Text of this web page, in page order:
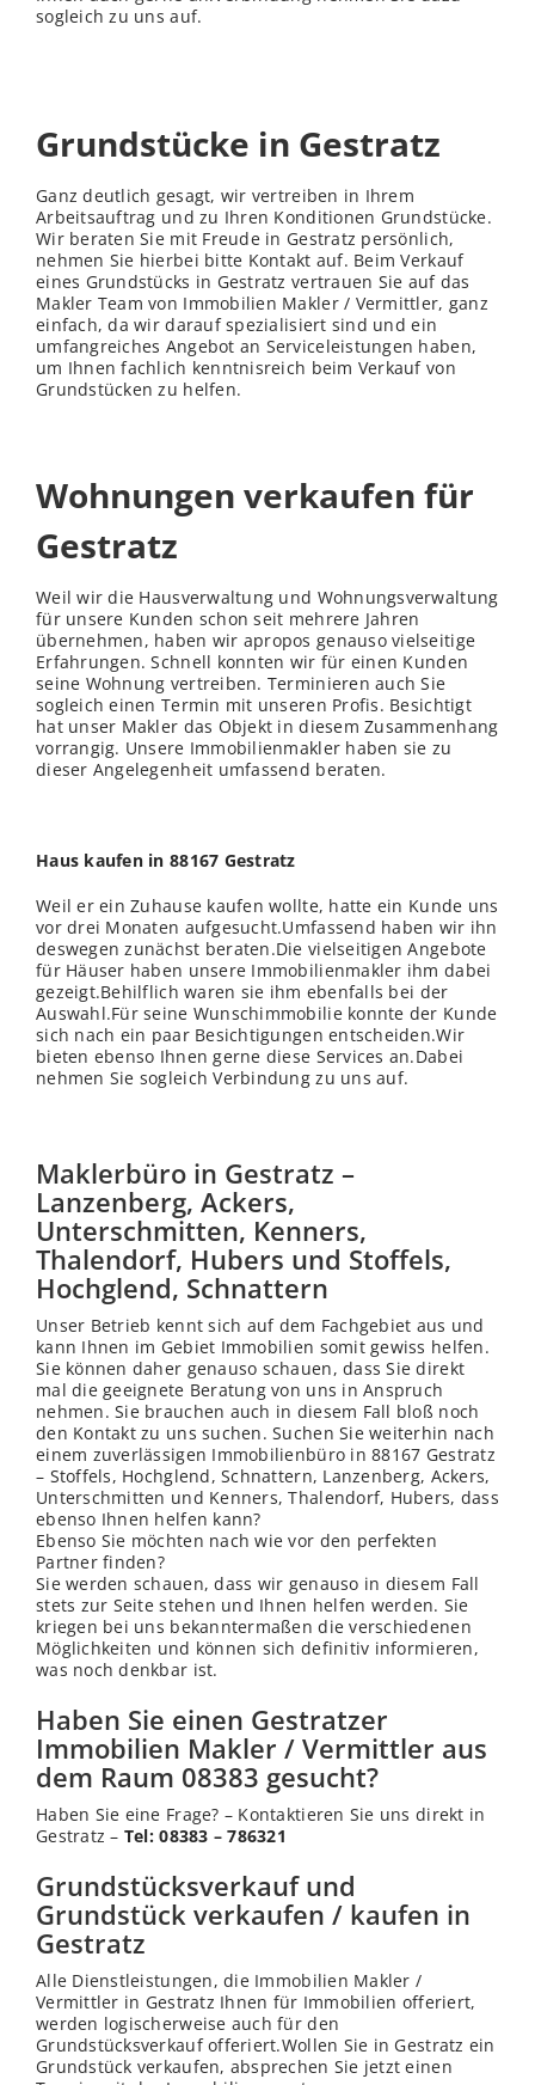
sogleich zu uns auf.
Grundstücke in Gestratz
Ganz deutlich gesagt, wir vertreiben in Ihrem
Arbeitsauftrag und zu Ihren Konditionen Grundstücke.
Wir beraten Sie mit Freude in Gestratz persönlich,
nehmen Sie hierbei bitte Kontakt auf. Beim Verkauf
eines Grundstücks in Gestratz vertrauen Sie auf das
Makler Team von Immobilien Makler / Vermittler, ganz
einfach, da wir darauf spezialisiert sind und ein
umfangreiches Angebot an Serviceleistungen haben,
um Ihnen fachlich kenntnisreich beim Verkauf von
Grundstücken zu helfen.
Wohnungen verkaufen für
Gestratz
Weil wir die Hausverwaltung und Wohnungsverwaltung
für unsere Kunden schon seit mehrere Jahren
übernehmen, haben wir apropos genauso vielseitige
Erfahrungen. Schnell konnten wir für einen Kunden
seine Wohnung vertreiben. Terminieren auch Sie
sogleich einen Termin mit unseren Profis. Besichtigt
hat unser Makler das Objekt in diesem Zusammenhang
vorrangig. Unsere Immobilienmakler haben sie zu
dieser Angelegenheit umfassend beraten.
Haus kaufen in 88167 Gestratz
Weil er ein Zuhause kaufen wollte, hatte ein Kunde uns
vor drei Monaten aufgesucht.Umfassend haben wir ihn
deswegen zunächst beraten.Die vielseitigen Angebote
für Häuser haben unsere Immobilienmakler ihm dabei
gezeigt.Behilflich waren sie ihm ebenfalls bei der
Auswahl.Für seine Wunschimmobilie konnte der Kunde
sich nach ein paar Besichtigungen entscheiden.Wir
bieten ebenso Ihnen gerne diese Services an.Dabei
nehmen Sie sogleich Verbindung zu uns auf.
Maklerbüro in Gestratz –
Lanzenberg, Ackers,
Unterschmitten, Kenners,
Thalendorf, Hubers und Stoffels,
Hochglend, Schnattern
Unser Betrieb kennt sich auf dem Fachgebiet aus und
kann Ihnen im Gebiet Immobilien somit gewiss helfen.
Sie können daher genauso schauen, dass Sie direkt
mal die geeignete Beratung von uns in Anspruch
nehmen. Sie brauchen auch in diesem Fall bloß noch
den Kontakt zu uns suchen. Suchen Sie weiterhin nach
einem zuverlässigen Immobilienbüro in 88167 Gestratz
– Stoffels, Hochglend, Schnattern, Lanzenberg, Ackers,
Unterschmitten und Kenners, Thalendorf, Hubers, dass
ebenso Ihnen helfen kann?
Ebenso Sie möchten nach wie vor den perfekten
Partner finden?
Sie werden schauen, dass wir genauso in diesem Fall
stets zur Seite stehen und Ihnen helfen werden. Sie
kriegen bei uns bekanntermaßen die verschiedenen
Möglichkeiten und können sich definitiv informieren,
was noch denkbar ist.
Haben Sie einen Gestratzer
Immobilien Makler / Vermittler aus
dem Raum 08383 gesucht?
Haben Sie eine Frage? – Kontaktieren Sie uns direkt in
Gestratz – Tel: 08383 – 786321
Grundstücksverkauf und
Grundstück verkaufen / kaufen in
Gestratz
Alle Dienstleistungen, die Immobilien Makler /
Vermittler in Gestratz Ihnen für Immobilien offeriert,
werden logischerweise auch für den
Grundstücksverkauf offeriert.Wollen Sie in Gestratz ein
Grundstück verkaufen, absprechen Sie jetzt einen